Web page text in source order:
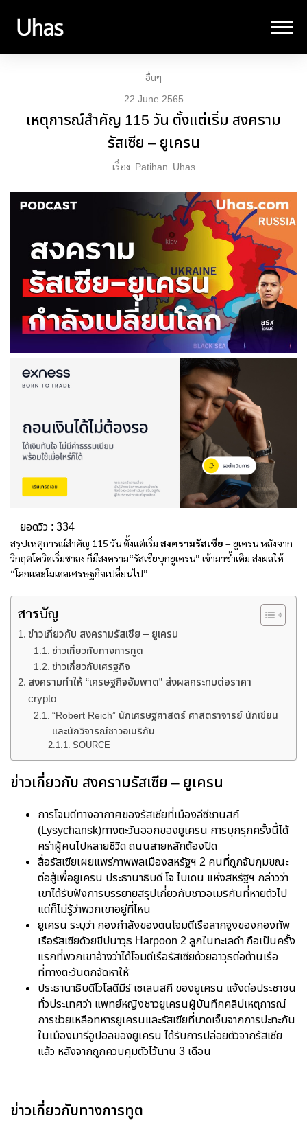
อื่นๆ
22 June 2565
เหตุการณ์สำคัญ 115 วัน ตั้งแต่เริ่ม สงคราม
รัสเซีย – ยูเครน
เรื่อง Patihan Uhas
ยอดวิว : 334
สรุปเหตุการณ์สำคัญ 115 วัน ตั้งแต่เริ่ม สงครามรัสเซีย – ยูเครน หลังจาก
วิกฤตโควิดเริ่มซาลง ก็มีสงคราม“รัสเซียบุกยูเครน” เข้ามาซ้ำเติม ส่งผลให้
“โลกและโมเดลเศรษฐกิจเปลี่ยนไป”
สารบัญ
ข่าวเกี่ยวกับ สงครามรัสเซีย – ยูเครน
ข่าวเกี่ยวกับทางการทูต
ข่าวเกี่ยวกับเศรฐกิจ
สงครามทำให้ “เศรษฐกิจอัมพาต” ส่งผลกระทบต่อราคา
crypto
“Robert Reich” นักเศรษฐศาสตร์ ศาสตราจารย์ นักเขียน
และนักวิจารณ์ชาวอเมริกัน
SOURCE
ข่าวเกี่ยวกับ สงครามรัสเซีย – ยูเครน
การโจมตีทางอากาศของรัสเซียที่เมืองลีซีชานสก์
(Lysychansk)ทางตะวันออกของยูเครน การบุกรุกครั้งนี้ได้
คร่าผู้คนไปหลายชีวิต ถนนสายหลักต้องปิด
สื่อรัสเซียเผยแพร่ภาพพลเมืองสหรัฐฯ 2 คนที่ถูกจับกุมขณะ
ต่อสู้เพื่อยูเครน ประธานาธิบดี โจ ไบเดน แห่งสหรัฐฯ กล่าวว่า
เขาได้รับฟังการบรรยายสรุปเกี่ยวกับชาวอเมริกันที่หายตัวไป
แต่ก็ไม่รู้ว่าพวกเขาอยู่ที่ไหน
ยูเครน ระบุว่า กองกำลังของตนโจมตีเรือลากจูงของกองทัพ
เรือรัสเซียด้วยขีปนาวุธ Harpoon 2 ลูกในทะเลดำ ถือเป็นครั้ง
แรกที่พวกเขาอ้างว่าได้โจมตีเรือรัสเซียด้วยอาวุธต่อต้านเรือ
ที่ทางตะวันตกจัดหาให้
ประธานาธิบดีโวโลดีมีร์ เซเลนสกี ของยูเครน แจ้งต่อประชาชน
ทั่วประเทศว่า แพทย์หญิงชาวยูเครนผู้บันทึกคลิปเหตุการณ์
การช่วยเหลือทหารยูเครนและรัสเซียที่บาดเจ็บจากการปะทะกัน
ในเมืองมารีอูปอลของยูเครน ได้รับการปล่อยตัวจากรัสเซีย
แล้ว หลังจากถูกควบคุมตัวไว้นาน 3 เดือน
ข่าวเกี่ยวกับทางการทูต